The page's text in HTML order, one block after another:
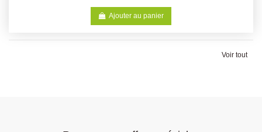
Ajouter au panier
Voir tout